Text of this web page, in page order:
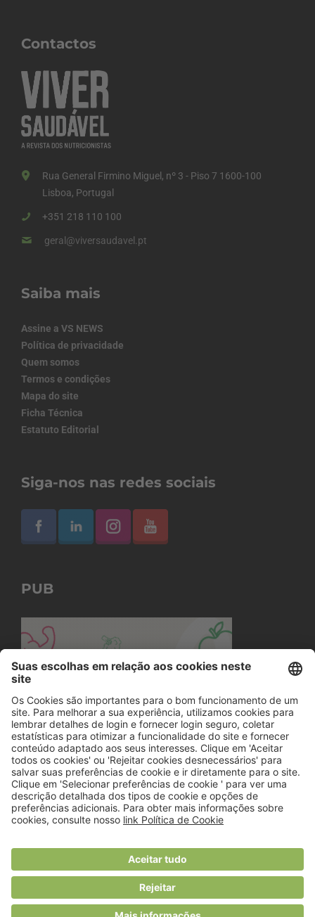
Contactos
Rua General Firmino Miguel, nº 3 - Piso 7 1600-100
Lisboa, Portugal
+351 218 110 100
geral@viversaudavel.pt
Saiba mais
Assine a VS NEWS
Política de privacidade
Quem somos
Termos e condições
Mapa do site
Ficha Técnica
Estatuto Editorial
Siga-nos nas redes sociais
PUB
© 2018 Viver Saudável
O portal dos profissionais de nutrição